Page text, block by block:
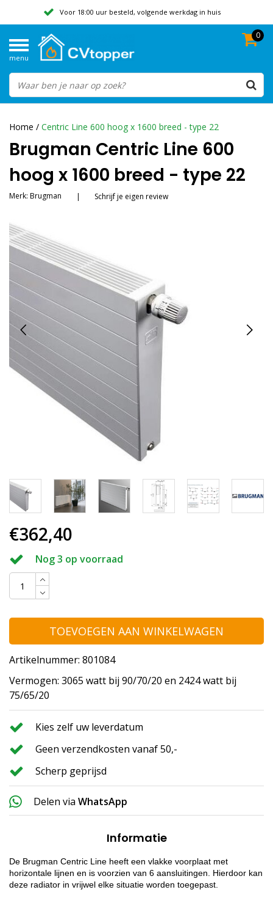
Voor 18:00 uur besteld, volgende werkdag in huis
Beoordeeld met een 9,8
menu
0
Home / Centric Line 600 hoog x 1600 breed - type 22
Brugman Centric Line 600
hoog x 1600 breed - type 22
Merk: Brugman | Schrijf je eigen review
€362,40
Nog 3 op voorraad
TOEVOEGEN AAN WINKELWAGEN
Artikelnummer: 801084
Vermogen: 3065 watt bij 90/70/20 en 2424 watt bij
75/65/20
Kies zelf uw leverdatum
Geen verzendkosten vanaf 50,-
Scherp geprijsd
Delen via WhatsApp
Informatie
De Brugman Centric Line heeft een vlakke voorplaat met
horizontale lijnen en is voorzien van 6 aansluitingen. Hierdoor kan
deze radiator in vrijwel elke situatie worden toegepast.